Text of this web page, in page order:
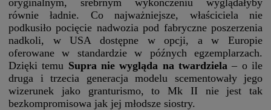
równie ładnie. Co najważniejsze, właściciela nie
podkusiło pocięcie nadwozia pod fabryczne poszerzenia
nadkoli, w USA dostępne w opcji, a w Europie
oferowane w standardzie w późnych egzemplarzach.
Dzięki temu Supra nie wygląda na twardziela – o ile
druga i trzecia generacja modelu scementowały jego
wizerunek jako granturismo, to Mk II nie jest tak
bezkompromisowa jak jej młodsze siostry.